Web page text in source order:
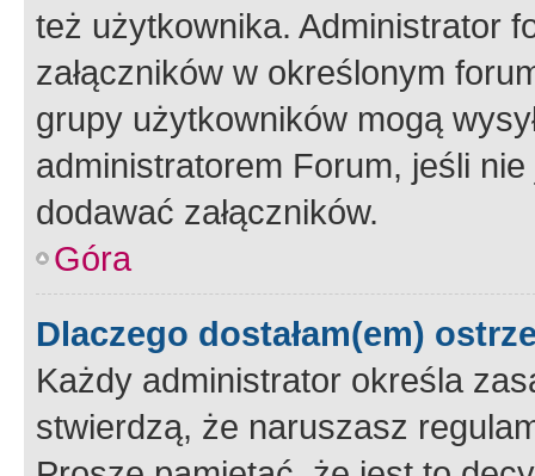
też użytkownika. Administrator
załączników w określonym
grupy użytkowników mogą
administratorem Forum, jeśli
dodawać załączników.
Góra
Dlaczego dostałam(em)
Każdy administrator określa
stwierdzą, że naruszasz